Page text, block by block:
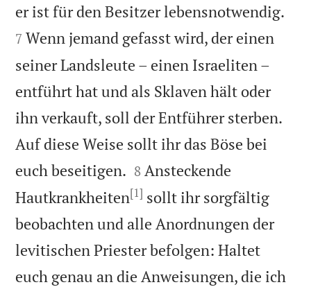
er ist für den Besitzer lebensnotwendig.
7 Wenn jemand gefasst wird, der einen
seiner Landsleute – einen Israeliten –
entführt hat und als Sklaven hält oder
ihn verkauft, soll der Entführer sterben.
Auf diese Weise sollt ihr das Böse bei
euch beseitigen. 

8 Ansteckende
Hautkrankheiten[1] sollt ihr sorgfältig
beobachten und alle Anordnungen der
levitischen Priester befolgen: Haltet
euch genau an die Anweisungen, die ich